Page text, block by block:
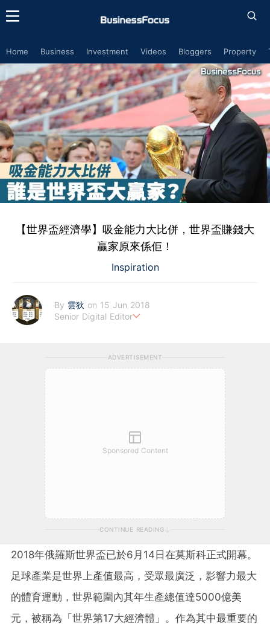
Home Business Investment Videos Bloggers Property
【世界盃經濟學】吸金能力大比併，世界盃賺錢大
贏家原來係佢！
Inspiration
By 雲狄 on 15 Jun 2018
Senior Digital Editor
ADVERTISEMENT
Sponsored Content
CONTINUE READING
2018年俄羅斯世界盃已於6月14日在莫斯科正式開幕。
足球產業是世界上產值最高，受眾最廣泛，影響力最大
的體育運動，世界範圍內其年生產總值達5000億美
元，被稱為「世界第17大經濟體」。作為其中最重要的